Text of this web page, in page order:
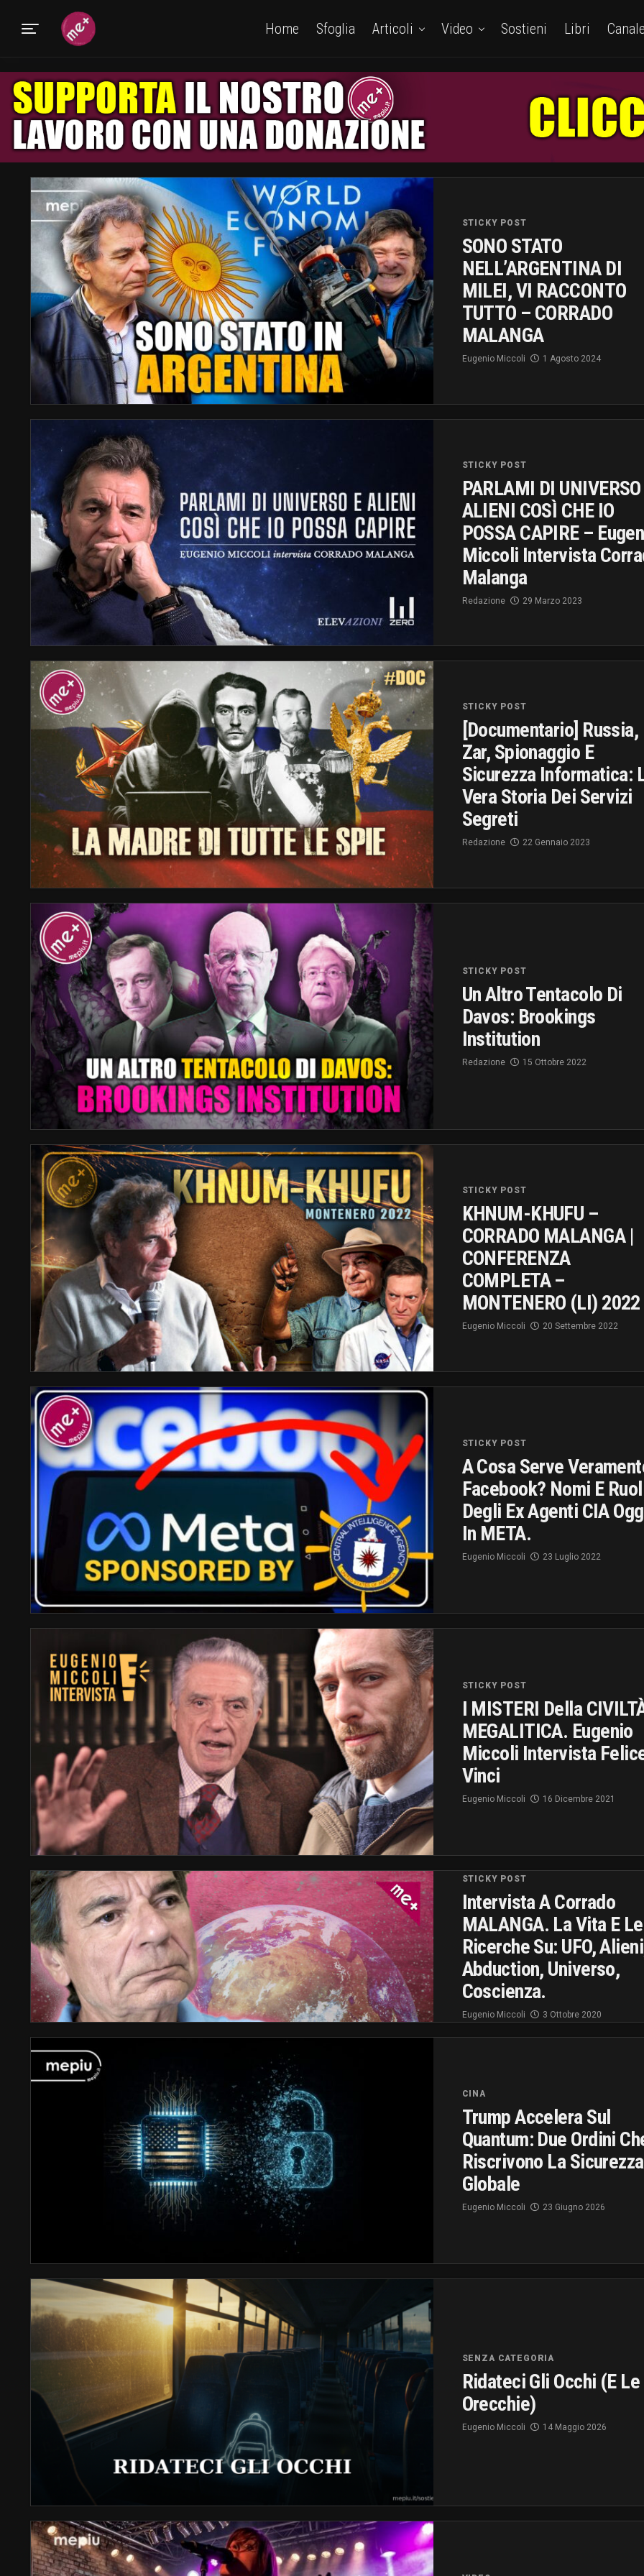
Home Sfoglia Articoli Video Sostieni Libri
STICKY POST
SONO STATO
NELL’ARGENTINA DI
MILEI, VI RACCONTO
TUTTO – CORRADO
MALANGA
Eugenio Miccoli 1 Agosto 2024
STICKY POST
PARLAMI DI
ALIENI COSÌ CHE IO
POSSA CAPIRE –
Miccoli Intervista
Malanga
Redazione 29 Marzo 2023
STICKY POST
[documentario] Russia,
Zar, Spionaggio E
Sicurezza Informatica:
Vera Storia Dei Servizi
Segreti
Redazione 22 Gennaio 2023
STICKY POST
Un Altro Tentacolo Di
Davos: Brookings
Institution
Redazione 15 Ottobre 2022
STICKY POST
KHNUM-KHUFU –
CORRADO MALANGA |
CONFERENZA
COMPLETA –
MONTENERO (LI) 2022
Eugenio Miccoli 20 Settembre 2022
STICKY POST
A Cosa Serve
Facebook? Nomi E
Degli Ex Agenti CIA
In META.
Eugenio Miccoli 23 Luglio 2022
STICKY POST
I MISTERI Della
MEGALITICA. Eugenio
Miccoli Intervista
Vinci
Eugenio Miccoli 16 Dicembre 2021
STICKY POST
Intervista A Corrado
MALANGA. La Vita E Le
Ricerche Su: UFO,
Abduction, Universo,
Coscienza.
Eugenio Miccoli 3 Ottobre 2020
CINA
Trump Accelera Sul
Quantum: Due Ordini
Riscrivono La Sicurezza
Globale
Eugenio Miccoli 23 Giugno 2026
SENZA CATEGORIA
Ridateci Gli Occhi (e Le
Orecchie)
Eugenio Miccoli 14 Maggio 2026